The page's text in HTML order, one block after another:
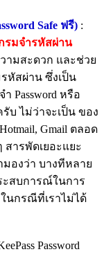
Safe ฟรี) :
รมจำรหัสผ่าน
ามสะดวก และช่วย
หัสผ่าน ซึ่งเป็น
Password หรือ
บ ไม่ว่าจะเป็น ของ
Gmail ตลอด
สารพัดเยอะแยะ
องว่า บางทีหลาย
ะสบการณ์ในการ
นกรณีที่เราไม่ได้
Password